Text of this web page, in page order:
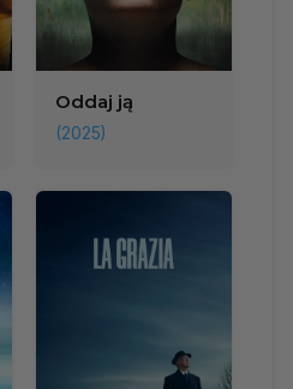
Oddaj ją
(2025)